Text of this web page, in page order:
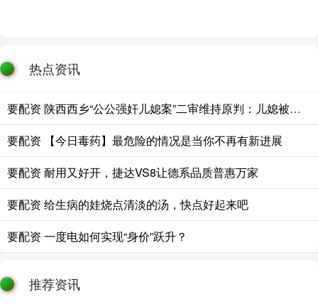
热点资讯
要配资 陕西西乡“公公强奸儿媳案”二审维持原判：儿媳被鉴定为精神发育迟滞，公公被判4年，坚称儿媳系自愿，已申请再审请求改判无罪
要配资 【今日毒药】最危险的情况是当你不再有新进展
要配资 耐用又好开，捷达VS8让德系品质普惠万家
要配资 给生病的娃烧点清淡的汤，快点好起来吧
要配资 一度电如何实现“身价”跃升？
推荐资讯